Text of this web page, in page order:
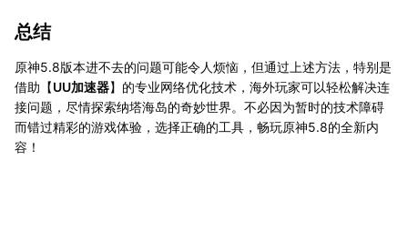
总结
原神5.8版本进不去的问题可能令人烦恼，但通过上述方法，特别是
借助【UU加速器】的专业网络优化技术，海外玩家可以轻松解决连
接问题，尽情探索纳塔海岛的奇妙世界。不必因为暂时的技术障碍
而错过精彩的游戏体验，选择正确的工具，畅玩原神5.8的全新内
容！